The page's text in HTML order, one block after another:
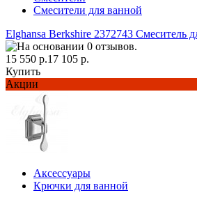
Смесители для ванной
Elghansa Berkshire 2372743 Смеситель
15 550 р.17 105 р.
Купить
Акции
Аксессуары
Крючки для ванной